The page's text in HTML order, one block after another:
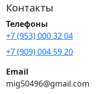
Контакты
Телефоны
+7 (953) 000 32 04
+7 (909) 004 59 20
Email
mig50496@gmail.com